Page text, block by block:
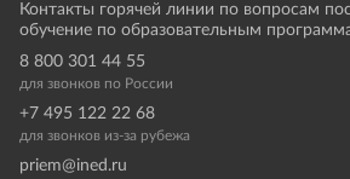
Контакты горячей линии по вопросам
обучение по образовательным
8 800 301 44 55
для звонков по России
+7 495 122 22 68
для звонков из-за рубежа
priem@ined.ru